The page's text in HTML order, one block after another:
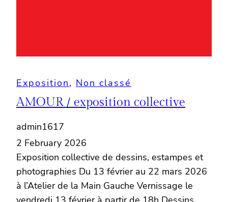
Exposition, Non classé
AMOUR / exposition collective
admin1617
2 February 2026
Exposition collective de dessins, estampes et
photographies Du 13 février au 22 mars 2026
à l’Atelier de la Main Gauche Vernissage le